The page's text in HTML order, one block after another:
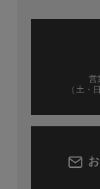
営
（土・